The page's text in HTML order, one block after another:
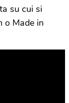
su cui si
o Made in